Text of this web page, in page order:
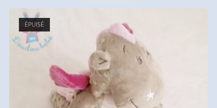
ÉPUISÉ